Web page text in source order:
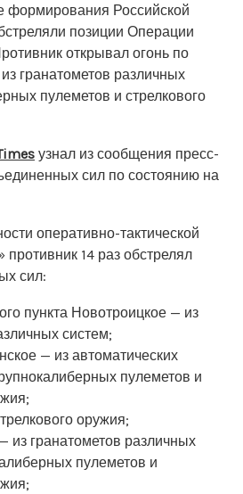
формирования Российской
позиции Операции
открывал огонь по
гранатометов различных
пулеметов и стрелкового
узнал из сообщения пресс-
сил по состоянию на
оперативно-тактической
противник 14 раз обстрелял
сил:
пункта Новотроицкое — из
систем;
— из автоматических
пулеметов и
оружия;
из гранатометов различных
пулеметов и